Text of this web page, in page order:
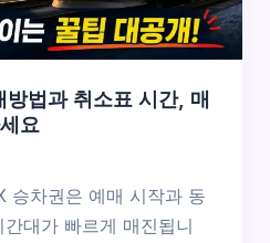
법과 취소표 시간, 매
요
승차권은 예매 시작과 동
대가 빠르게 매진됩니